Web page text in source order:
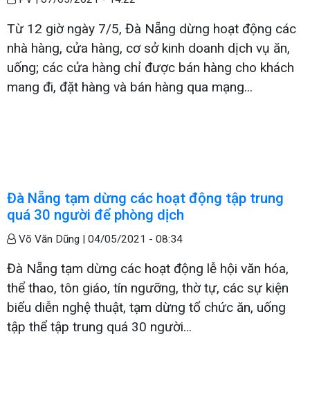
Từ 12 giờ ngày 7/5, Đà Nẵng dừng hoạt động các
nhà hàng, cửa hàng, cơ sở kinh doanh dịch vụ ăn,
uống; các cửa hàng chỉ được bán hàng cho khách
mang đi, đặt hàng và bán hàng qua mạng...
Đà Nẵng tạm dừng các hoạt động tập trung
quá 30 người để phòng dịch
Võ Văn Dũng | 04/05/2021 - 08:34
Đà Nẵng tạm dừng các hoạt động lễ hội văn hóa,
thể thao, tôn giáo, tín ngưỡng, thờ tự, các sự kiện
biểu diễn nghệ thuật, tạm dừng tổ chức ăn, uống
tập thể tập trung quá 30 người...